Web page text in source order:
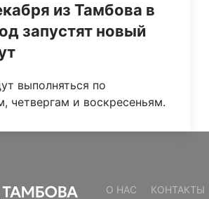
из Тамбова в
запустят новый
выполняться по
четвергам и воскресеньям.
О НАС КОНТАКТЫ